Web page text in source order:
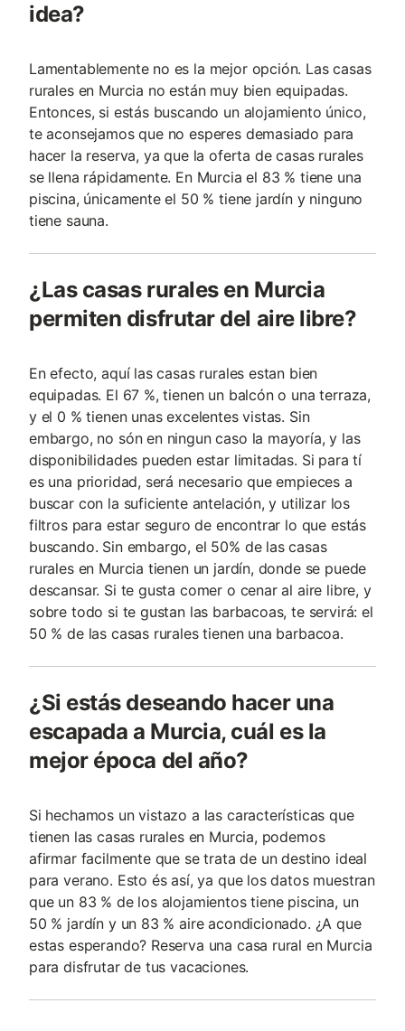
idea?
Lamentablemente no es la mejor opción. Las casas
rurales en Murcia no están muy bien equipadas.
Entonces, si estás buscando un alojamiento único,
te aconsejamos que no esperes demasiado para
hacer la reserva, ya que la oferta de casas rurales
se llena rápidamente. En Murcia el 83 % tiene una
piscina, únicamente el 50 % tiene jardín y ninguno
tiene sauna.
¿Las casas rurales en Murcia
permiten disfrutar del aire libre?
En efecto, aquí las casas rurales estan bien
equipadas. El 67 %, tienen un balcón o una terraza,
y el 0 % tienen unas excelentes vistas. Sin
embargo, no són en ningun caso la mayoría, y las
disponibilidades pueden estar limitadas. Si para tí
es una prioridad, será necesario que empieces a
buscar con la suficiente antelación, y utilizar los
filtros para estar seguro de encontrar lo que estás
buscando. Sin embargo, el 50% de las casas
rurales en Murcia tienen un jardín, donde se puede
descansar. Si te gusta comer o cenar al aire libre, y
sobre todo si te gustan las barbacoas, te servirá: el
50 % de las casas rurales tienen una barbacoa.
¿Si estás deseando hacer una
escapada a Murcia, cuál es la
mejor época del año?
Si hechamos un vistazo a las características que
tienen las casas rurales en Murcia, podemos
afirmar facilmente que se trata de un destino ideal
para verano. Esto és así, ya que los datos muestran
que un 83 % de los alojamientos tiene piscina, un
50 % jardín y un 83 % aire acondicionado. ¿A que
estas esperando? Reserva una casa rural en Murcia
para disfrutar de tus vacaciones.